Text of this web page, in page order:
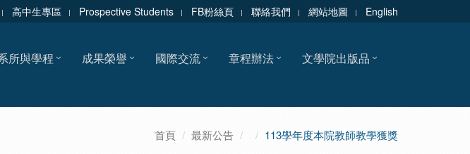
高中生專區 Prospective Students FB粉絲頁 聯絡我們 網站地圖 English
所與學程 成果榮譽 國際交流 章程辦法
文學院出版品
首頁 最新公告 113學年度本院教師教學獲獎